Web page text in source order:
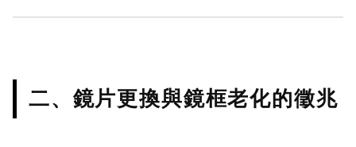
二、鏡片更換與鏡框老化的徵兆